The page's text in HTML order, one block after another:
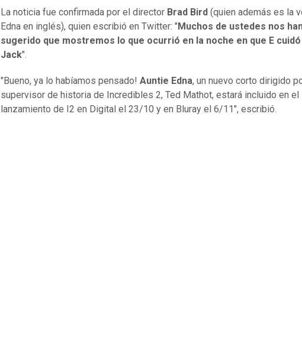
La noticia fue confirmada por el director Brad Bird (quien además es la
Edna en inglés), quien escribió en Twitter: " Muchos de ustedes nos
sugerido que mostremos lo que ocurrió en la noche en que E
Jack".
"Bueno, ya lo habíamos pensado! Auntie Edna, un nuevo corto dirigido
supervisor de historia de Incredibles 2, Ted Mathot, estará incluido en el
lanzamiento de I2 en Digital el 23/10 y en Bluray el 6/11", escribió.